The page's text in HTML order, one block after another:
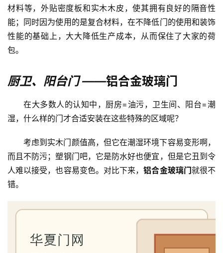
材料等，外贴密度板和实木木皮，使其拥有良好的隔音性
能；同时因为使用的是复合材料，在不降低门的使用和装饰
性能的基础上，大大降低生产成本，从而保住了大家的荷
包。
厨卫、阳台门 ——铝合金玻璃门
在大多数人的认知中，厨房=油污，卫生间、阳台=潮
湿，什么样的门才合适安装在这些特殊的区域呢？
考虑到实木门颜值高，但它在潮湿环境下容易变形啊，
而且不防污；塑钢门吧，它是防水好也便宜，但是它丑到令
人难以接受，也容易变色。对比下来，铝合金玻璃门就很不
错。